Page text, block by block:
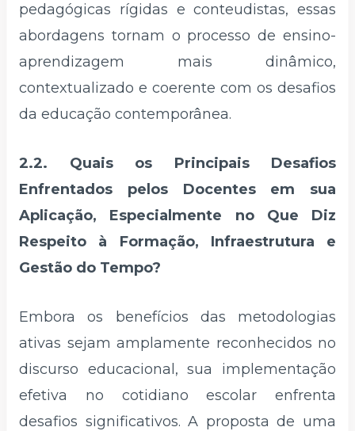
pedagógicas rígidas e conteudistas, essas
abordagens tornam o processo de ensino-
aprendizagem mais dinâmico,
contextualizado e coerente com os desafios
da educação contemporânea.
2.2. Quais os Principais Desafios
Enfrentados pelos Docentes em sua
Aplicação, Especialmente no Que Diz
Respeito à Formação, Infraestrutura e
Gestão do Tempo?
Embora os benefícios das metodologias
ativas sejam amplamente reconhecidos no
discurso educacional, sua implementação
efetiva no cotidiano escolar enfrenta
desafios significativos. A proposta de uma